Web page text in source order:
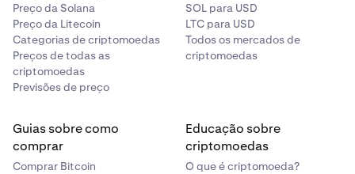
Preço da Solana
Preço da Litecoin
Categorias de criptomoedas
Preços de todas as
criptomoedas
Previsões de preço
SOL para USD
LTC para USD
Todos os mercados de
criptomoedas
Guias sobre como
comprar
Comprar Bitcoin
Educação sobre
criptomoedas
O que é criptomoeda?